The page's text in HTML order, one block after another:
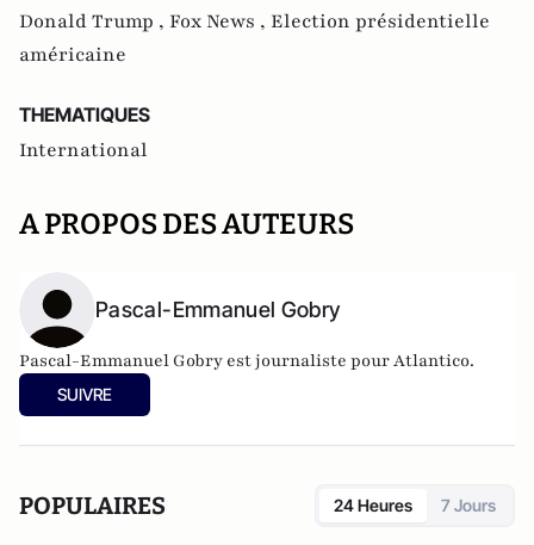
Donald Trump , Fox News , Election présidentielle
américaine
THEMATIQUES
International
A PROPOS DES AUTEURS
Pascal-Emmanuel Gobry
Pascal-Emmanuel Gobry est journaliste pour Atlantico.
SUIVRE
POPULAIRES 24 Heures 7 Jours